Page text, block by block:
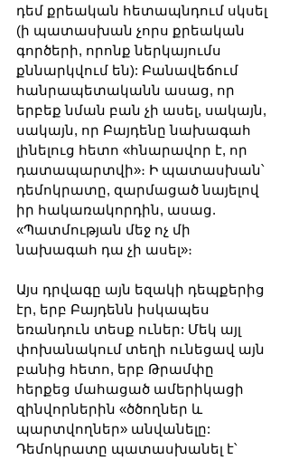
դեմ քրեական հետապնդում սկսել
(ի պատասխան չորս քրեական
գործերի, որոնք ներկայումս
քննարկվում են): Բանավեճում
հանրապետականն ասաց, որ
երբեք նման բան չի ասել, սակայն,
սակայն, որ Բայդենը նախագահ
լինելուց հետո «հնարավոր է, որ
դատապարտվի»։ Ի պատասխան՝
դեմոկրատը, զարմացած նայելով
իր հակառակորդին, ասաց.
«Պատմության մեջ ոչ մի
նախագահ դա չի ասել»։
Այս դրվագը այն եզակի դեպքերից
էր, երբ Բայդենն իսկապես
եռանդուն տեսք ուներ: Մեկ այլ
փոխանակում տեղի ունեցավ այն
բանից հետո, երբ Թրամփը
հերքեց մահացած ամերիկացի
զինվորներին «ծծողներ և
պարտվողներ» անվանելը:
Դեմոկրատը պատասխանել է՝